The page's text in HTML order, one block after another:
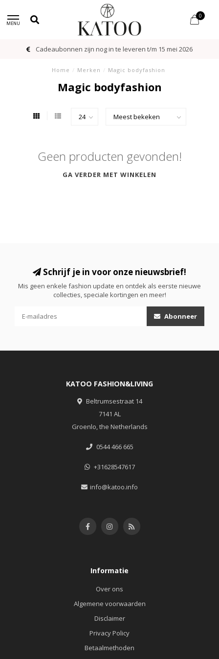
MENU
0
Cadeaubonnen zijn nog in te leveren t/m 15 mei 2026
Home / Merken / Magic bodyfashion
Magic bodyfashion
Geen producten gevonden!
GA VERDER MET WINKELEN
Schrijf je in voor onze nieuwsbrief!
Mis geen enkele fashion update en ontdek als eerste nieuwe
collecties, speciale kortingen en meer!
Abonneer
KATOO FASHION&LIVING
Beltrumsestraat 14
7141 AL
Groenlo, the Netherlands
0544 466 665
+31628547617
info@katoo.info
Informatie
Over ons
Algemene voorwaarden
Disclaimer
Privacy Policy
Betaalmethoden